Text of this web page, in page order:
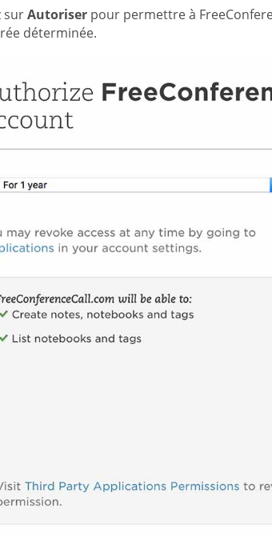
surAutoriserpour permettre à
déterminée.